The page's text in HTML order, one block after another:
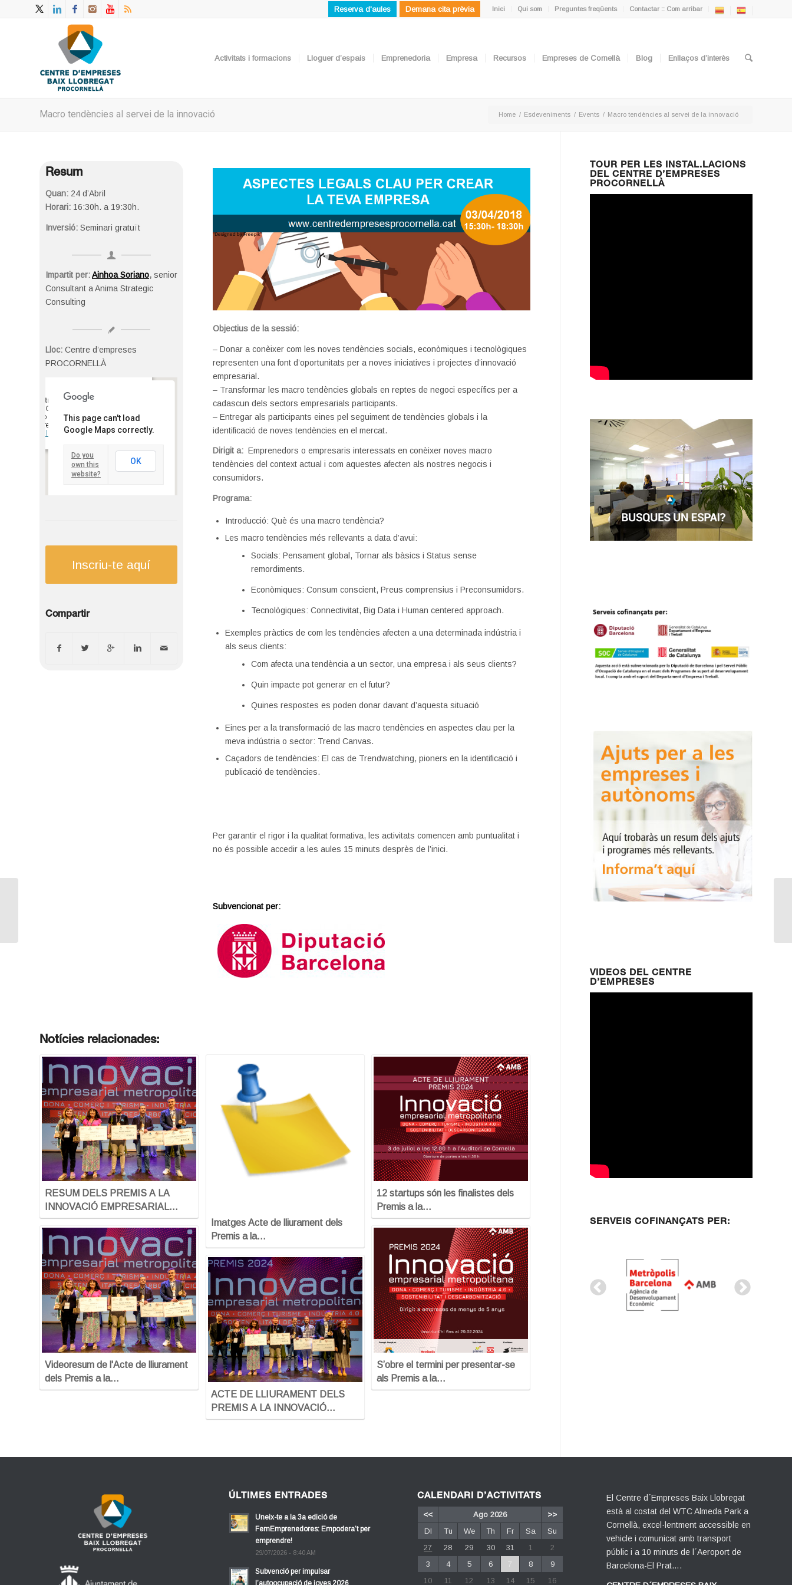
Inici Qui som Preguntes freqüents Contactar :: Com arribar
Reserva d'aules Demana cita prèvia
Activitats i formacions Lloguer d’espais Emprenedoria Empresa Recursos Empreses de Cornellà Blog Enllaços d’interès
Macro tendències al servei de la innovació Home / Esdeveniments / Events / Macro tendències al servei de la innovació
Resum
Quan: 24 d’Abril
Horari: 16:30h. a 19:30h.
Inversió: Seminari gratuït
Impartit per:Ainhoa Soriano, senior
Consultant a Anima Strategic
Consulting
Lloc: Centre d’empreses
PROCORNELLÀ
Centre d’empreses
PROCORNELLÀ
Tirso de Molina, 36 - Cornellà del
Llobregat
This page can't load
Google Maps correctly.
Do you
own this
website?
OK
Inscriu-te aquí
Compartir
Objectius de la sessió:
– Donar a conèixer com les noves tendències socials, econòmiques i tecnològiques
representen una font d’oportunitats per a noves iniciatives i projectes d’innovació
empresarial.
– Transformar les macro tendències globals en reptes de negoci específics per a
cadascun dels sectors empresarials participants.
– Entregar als participants eines pel seguiment de tendències globals i la
identificació de noves tendències en el mercat.
Dirigit a: Emprenedors o empresaris interessats en conèixer noves macro
tendències del context actual i com aquestes afecten als nostres negocis i
consumidors.
Programa:
Introducció: Què és una macro tendència?
Les macro tendències més rellevants a data d’avui:
Socials: Pensament global, Tornar als bàsics i Status sense
remordiments.
Econòmiques: Consum conscient, Preus comprensius i Preconsumidors.
Tecnològiques: Connectivitat, Big Data i Human centered approach.
Exemples pràctics de com les tendències afecten a una determinada indústria i
als seus clients:
Com afecta una tendència a un sector, una empresa i als seus clients?
Quin impacte pot generar en el futur?
Quines respostes es poden donar davant d’aquesta situació
Eines per a la transformació de las macro tendències en aspectes clau per la
meva indústria o sector: Trend Canvas.
Caçadors de tendències: El cas de Trendwatching, pioners en la identificació i
publicació de tendències.
Per garantir el rigor i la qualitat formativa, les activitats comencen amb puntualitat i
no és possible accedir a les aules 15 minuts desprès de l’inici.
Subvencionat per:
Notícies relacionades:
RESUM DELS PREMIS A LA
INNOVACIÓ EMPRESARIAL…
Videoresum de l'Acte de lliurament
dels Premis a la…
Imatges Acte de lliurament dels
Premis a la…
ACTE DE LLIURAMENT DELS
PREMIS A LA INNOVACIÓ…
12 startups són les finalistes dels
Premis a la…
S’obre el termini per presentar-se
als Premis a la…
TOUR PER LES INSTAL.LACIONS
DEL CENTRE D’EMPRESES
PROCORNELLÀ
VIDEOS DEL CENTRE
D’EMPRESES
SERVEIS COFINANÇATS PER:
ÚLTIMES ENTRADES
Uneix-te a la 3a edició de
FemEmprenedores: Empodera’t per
emprendre!
29/07/2026 - 8:40 AM
Subvenció per impulsar
l’autoocupació de joves 2026
CALENDARI D’ACTIVITATS
<< Ago 2026
>>
Dl
Tu We Th Fr Sa
Su
27
28 29 30 31 1
2
3
4 5 6 7 8
9
10
11 12 13 14 15 16
El Centre d´Empreses Baix Llobregat
està al costat del WTC Almeda Park a
Cornellà, excel·lentment accessible en
vehicle i comunicat amb transport
públic i a 10 minuts de l´Aeroport de
Barcelona-El Prat….